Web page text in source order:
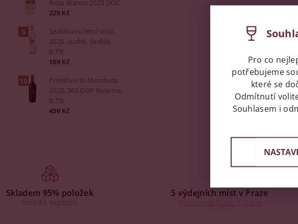
Rioja Blanco 2023 DOC
229 Kč
Sedlákovo letní víno,
2025, suché, Sedlák,
0,75l
169 Kč
Primitivo di Manduria
2022, 365 DOP Reserva,
0,75l
459 Kč
Skladem 95% položek
Ihned k expedici
5 výdejních míst v Praze
Výdejny na Praze 3, 4 a 6
Pro co
potřebujeme
které se
Odmítnutí
Souhlasem i